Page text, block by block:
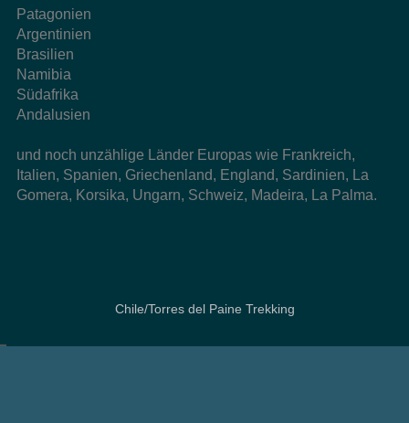
Patagonien
Argentinien
Brasilien
Namibia
Südafrika
Andalusien
und noch unzählige Länder Europas wie Frankreich,
Italien, Spanien, Griechenland, England, Sardinien, La
Gomera, Korsika, Ungarn, Schweiz, Madeira, La Palma.
Chile/Torres del Paine Trekking